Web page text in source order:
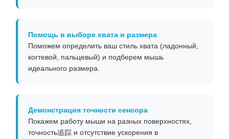
Помощь в выборе хвата и размера
Поможем определить ваш стиль хвата (ладонный,
когтевой, пальцевый) и подберем мышь
идеального размера.
Демонстрация точности сенсора
Покажем работу мыши на разных поверхностях,
точность追踪 и отсутствие ускорения в